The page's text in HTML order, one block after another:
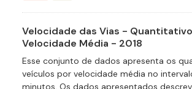
Velocidade das Vias -
Velocidade Média - 2018
Esse conjunto de dados apresenta os
veículos por velocidade média no
minutos. Os dados apresentados